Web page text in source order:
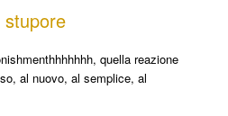
stupore
quella reazione
al nuovo, al semplice, al